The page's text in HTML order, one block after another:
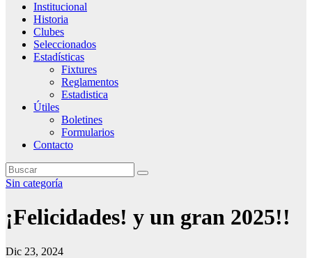
Institucional
Historia
Clubes
Seleccionados
Estadísticas
Fixtures
Reglamentos
Estadistica
Útiles
Boletines
Formularios
Contacto
Sin categoría
¡Felicidades! y un gran 2025!!
Dic 23, 2024